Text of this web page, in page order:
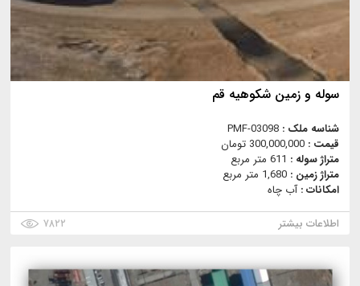
سوله و زمین شکوهیه قم
شناسه ملک : PMF-03098
قیمت : 300,000,000 تومان
متراژ سوله : 611 متر مربع
متراژ زمین : 1,680 متر مربع
امکانات :آب چاه
اطلاعات بیشتر
۷۸۲۲